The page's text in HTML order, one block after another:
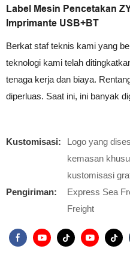
Label Mesin Pencetakan
Imprimante USB+BT
Berkat staf teknis kami yang
teknologi kami telah
tenaga kerja dan biaya.
diperluas. Saat ini, ini banyak
Kustomisasi:
Logo yang
kemasan
kustomisasi
Pengiriman:
Express Sea
Freight